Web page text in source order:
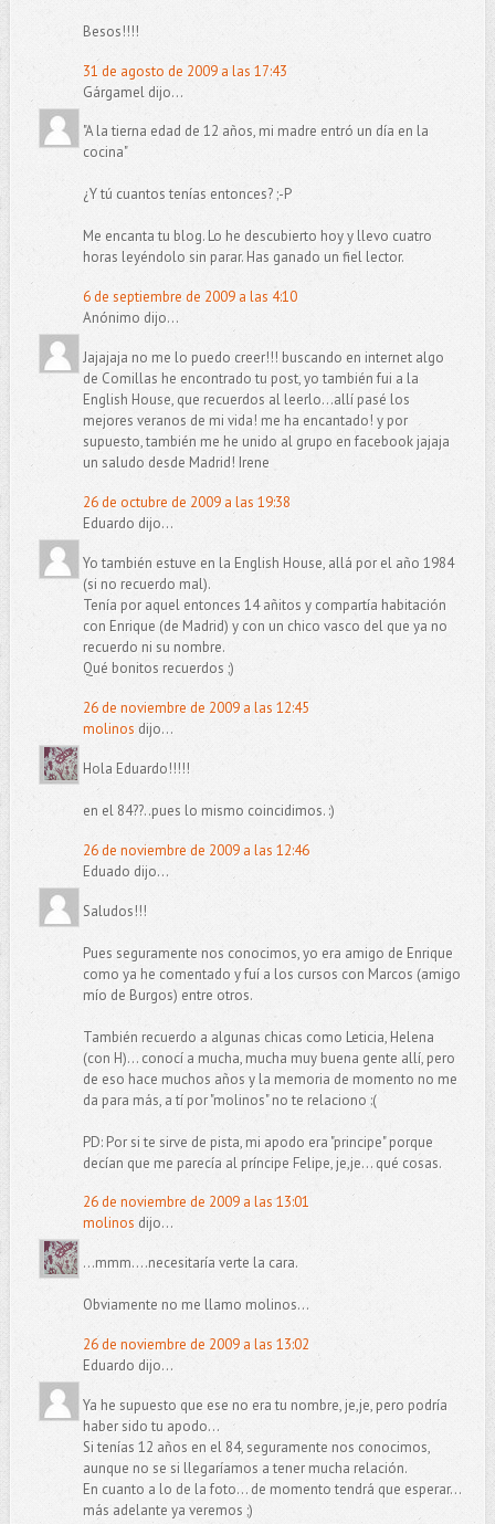
Besos!!!!
31 de agosto de 2009 a las 17:43
Gárgamel dijo...
"A la tierna edad de 12 años, mi madre entró un día en la
cocina"
¿Y tú cuantos tenías entonces? ;-P
Me encanta tu blog. Lo he descubierto hoy y llevo cuatro
horas leyéndolo sin parar. Has ganado un fiel lector.
6 de septiembre de 2009 a las 4:10
Anónimo dijo...
Jajajaja no me lo puedo creer!!! buscando en internet algo
de Comillas he encontrado tu post, yo también fui a la
English House, que recuerdos al leerlo...allí pasé los
mejores veranos de mi vida! me ha encantado! y por
supuesto, también me he unido al grupo en facebook jajaja
un saludo desde Madrid! Irene
26 de octubre de 2009 a las 19:38
Eduardo dijo...
Yo también estuve en la English House, allá por el año 1984
(si no recuerdo mal).
Tenía por aquel entonces 14 añitos y compartía habitación
con Enrique (de Madrid) y con un chico vasco del que ya no
recuerdo ni su nombre.
Qué bonitos recuerdos ;)
26 de noviembre de 2009 a las 12:45
molinos dijo...
Hola Eduardo!!!!!
en el 84??..pues lo mismo coincidimos. :)
26 de noviembre de 2009 a las 12:46
Eduado dijo...
Saludos!!!
Pues seguramente nos conocimos, yo era amigo de Enrique
como ya he comentado y fuí a los cursos con Marcos (amigo
mío de Burgos) entre otros.
También recuerdo a algunas chicas como Leticia, Helena
(con H)... conocí a mucha, mucha muy buena gente allí, pero
de eso hace muchos años y la memoria de momento no me
da para más, a tí por "molinos" no te relaciono :(
PD: Por si te sirve de pista, mi apodo era "principe" porque
decían que me parecía al príncipe Felipe, je,je... qué cosas.
26 de noviembre de 2009 a las 13:01
molinos dijo...
...mmm....necesitaría verte la cara.
Obviamente no me llamo molinos...
26 de noviembre de 2009 a las 13:02
Eduardo dijo...
Ya he supuesto que ese no era tu nombre, je,je, pero podría
haber sido tu apodo...
Si tenías 12 años en el 84, seguramente nos conocimos,
aunque no se si llegaríamos a tener mucha relación.
En cuanto a lo de la foto... de momento tendrá que esperar...
más adelante ya veremos ;)